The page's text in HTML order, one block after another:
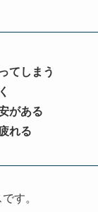
てしまう
がある
れる
す。